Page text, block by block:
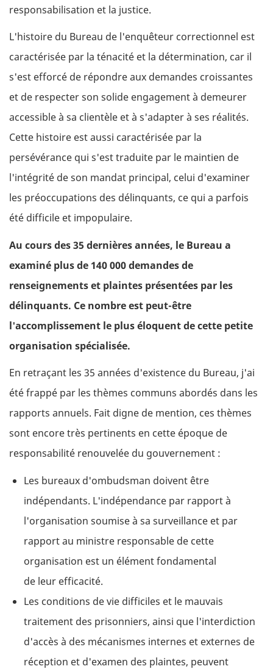
responsabilisation et la justice.
L'histoire du Bureau de l'enquêteur correctionnel est
caractérisée par la ténacité et la détermination, car il
s'est efforcé de répondre aux demandes croissantes
et de respecter son solide engagement à demeurer
accessible à sa clientèle et à s'adapter à ses réalités.
Cette histoire est aussi caractérisée par la
persévérance qui s'est traduite par le maintien de
l'intégrité de son mandat principal, celui d'examiner
les préoccupations des délinquants, ce qui a parfois
été difficile et impopulaire.
Au cours des 35 dernières années, le Bureau a
examiné plus de 140 000 demandes de
renseignements et plaintes présentées par les
délinquants. Ce nombre est peut-être
l'accomplissement le plus éloquent de cette petite
organisation spécialisée.
En retraçant les 35 années d'existence du Bureau, j'ai
été frappé par les thèmes communs abordés dans les
rapports annuels. Fait digne de mention, ces thèmes
sont encore très pertinents en cette époque de
responsabilité renouvelée du gouvernement :
Les bureaux d'ombudsman doivent être
indépendants. L'indépendance par rapport à
l'organisation soumise à sa surveillance et par
rapport au ministre responsable de cette
organisation est un élément fondamental
de leur efficacité.
Les conditions de vie difficiles et le mauvais
traitement des prisonniers, ainsi que l'interdiction
d'accès à des mécanismes internes et externes de
réception et d'examen des plaintes, peuvent